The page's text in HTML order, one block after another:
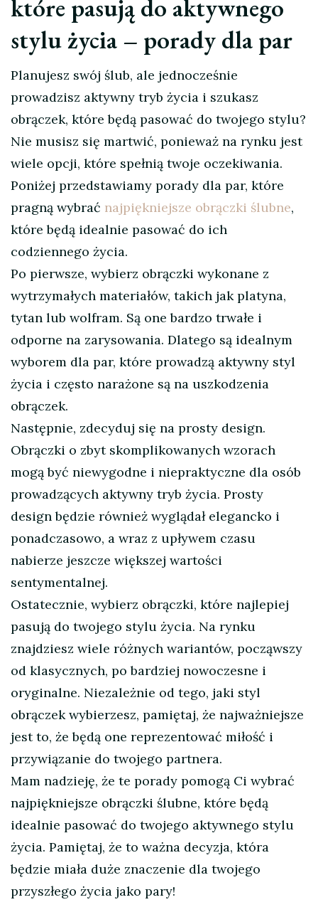
które pasują do aktywnego
stylu życia – porady dla par
Planujesz swój ślub, ale jednocześnie
prowadzisz aktywny tryb życia i szukasz
obrączek, które będą pasować do twojego stylu?
Nie musisz się martwić, ponieważ na rynku jest
wiele opcji, które spełnią twoje oczekiwania.
Poniżej przedstawiamy porady dla par, które
pragną wybrać najpiękniejsze obrączki ślubne,
które będą idealnie pasować do ich
codziennego życia.
Po pierwsze, wybierz obrączki wykonane z
wytrzymałych materiałów, takich jak platyna,
tytan lub wolfram. Są one bardzo trwałe i
odporne na zarysowania. Dlatego są idealnym
wyborem dla par, które prowadzą aktywny styl
życia i często narażone są na uszkodzenia
obrączek.
Następnie, zdecyduj się na prosty design.
Obrączki o zbyt skomplikowanych wzorach
mogą być niewygodne i niepraktyczne dla osób
prowadzących aktywny tryb życia. Prosty
design będzie również wyglądał elegancko i
ponadczasowo, a wraz z upływem czasu
nabierze jeszcze większej wartości
sentymentalnej.
Ostatecznie, wybierz obrączki, które najlepiej
pasują do twojego stylu życia. Na rynku
znajdziesz wiele różnych wariantów, począwszy
od klasycznych, po bardziej nowoczesne i
oryginalne. Niezależnie od tego, jaki styl
obrączek wybierzesz, pamiętaj, że najważniejsze
jest to, że będą one reprezentować miłość i
przywiązanie do twojego partnera.
Mam nadzieję, że te porady pomogą Ci wybrać
najpiękniejsze obrączki ślubne, które będą
idealnie pasować do twojego aktywnego stylu
życia. Pamiętaj, że to ważna decyzja, która
będzie miała duże znaczenie dla twojego
przyszłego życia jako pary!